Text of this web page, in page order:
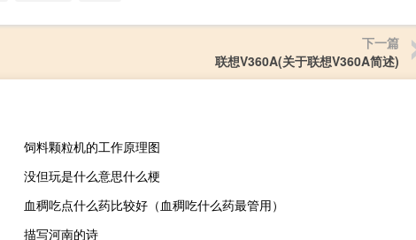
下一篇
联想V360A(关于联想V360A简述)
饲料颗粒机的工作原理图
没但玩是什么意思什么梗
血稠吃点什么药比较好（血稠吃什么药最管用）
描写河南的诗